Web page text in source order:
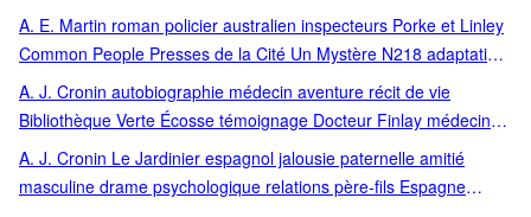
légère et profonde public adulte
A. E. Martin roman policier australien inspecteurs Porke et Linley
Common People Presses de la Cité Un Mystère N218 adaptation
Pel Pelham années 1950 série policière roman policier littérature
australienne adaptation cinématographique série de
A. J. Cronin autobiographie médecin aventure récit de vie
Bibliothèque Verte Écosse témoignage Docteur Finlay médecine
aventure humaine
A. J. Cronin Le Jardinier espagnol jalousie paternelle amitié
masculine drame psychologique relations père-fils Espagne